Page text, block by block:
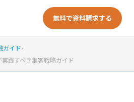
無料で資料請求する
ガイド›
践すべき集客戦略ガイド